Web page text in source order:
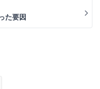
た要因